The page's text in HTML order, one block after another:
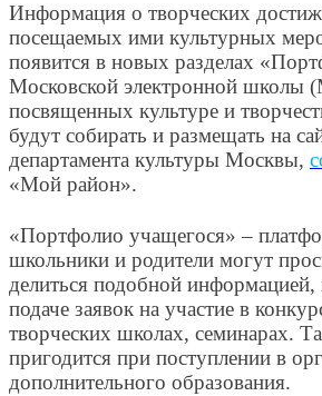
Информация о творческих
посещаемых ими культурных
появится в новых разделах
Московской электронной
посвященных культуре и
будут собирать и размещать на
департамента культуры Москвы,
«Мой район».
«Портфолио учащегося» –
школьники и родители могут
делиться подобной
подаче заявок на участие в
творческих школах, семинарах.
пригодится при поступлении в
дополнительного образования.